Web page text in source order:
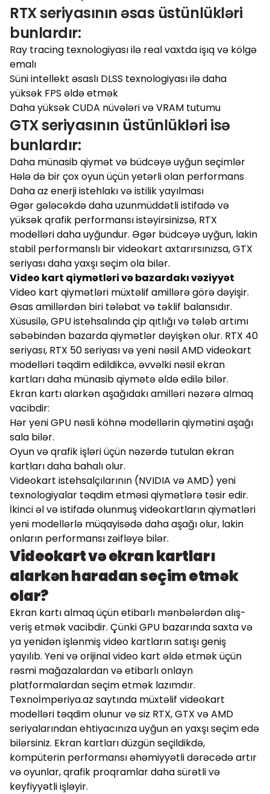
RTX seriyasının əsas üstünlükləri
bunlardır:
Ray tracing texnologiyası ilə real vaxtda işıq və kölgə
emalı
Süni intellekt əsaslı DLSS texnologiyası ilə daha
yüksək FPS əldə etmək
Daha yüksək CUDA nüvələri və VRAM tutumu
GTX seriyasının üstünlükləri isə
bunlardır:
Daha münasib qiymət və büdcəyə uyğun seçimlər
Hələ də bir çox oyun üçün yetərli olan performans
Daha az enerji istehlakı və istilik yayılması
Əgər gələcəkdə daha uzunmüddətli istifadə və
yüksək qrafik performansı istəyirsinizsə, RTX
modelləri daha uyğundur. Əgər büdcəyə uyğun, lakin
stabil performanslı bir videokart axtarırsınızsa, GTX
seriyası daha yaxşı seçim ola bilər.
Video kart qiymətləri və bazardakı vəziyyət
Video kart qiymətləri müxtəlif amillərə görə dəyişir.
Əsas amillərdən biri tələbat və təklif balansıdır.
Xüsusilə, GPU istehsalında çip qıtlığı və tələb artımı
səbəbindən bazarda qiymətlər dəyişkən olur. RTX 40
seriyası, RTX 50 seriyası və yeni nəsil AMD videokart
modelləri təqdim edildikcə, əvvəlki nəsil ekran
kartları daha münasib qiymətə əldə edilə bilər.
Ekran kartı alarkən aşağıdakı amilləri nəzərə almaq
vacibdir:
Hər yeni GPU nəsli köhnə modellərin qiymətini aşağı
sala bilər.
Oyun və qrafik işləri üçün nəzərdə tutulan ekran
kartları daha bahalı olur.
Videokart istehsalçılarının (NVIDIA və AMD) yeni
texnologiyalar təqdim etməsi qiymətlərə təsir edir.
İkinci əl və istifadə olunmuş videokartların qiymətləri
yeni modellərlə müqayisədə daha aşağı olur, lakin
onların performansı zəifləyə bilər.
Videokart və ekran kartları
alarkən haradan seçim etmək
olar?
Ekran kartı almaq üçün etibarlı mənbələrdən alış-
veriş etmək vacibdir. Çünki GPU bazarında saxta və
ya yenidən işlənmiş video kartların satışı geniş
yayılıb. Yeni və orijinal video kart əldə etmək üçün
rəsmi mağazalardan və etibarlı onlayn
platformalardan seçim etmək lazımdır.
Texnoİmperiya.az saytında müxtəlif videokart
modelləri təqdim olunur və siz RTX, GTX və AMD
seriyalarından ehtiyacınıza uyğun ən yaxşı seçim edə
bilərsiniz. Ekran kartları düzgün seçildikdə,
kompüterin performansı əhəmiyyətli dərəcədə artır
və oyunlar, qrafik proqramlar daha sürətli və
keyfiyyətli işləyir.